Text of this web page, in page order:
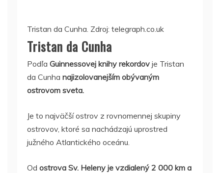
Tristan da Cunha. Zdroj: telegraph.co.uk
Tristan da Cunha
Podľa Guinnessovej knihy rekordov je Tristan
da Cunha najizolovanejším obývaným
ostrovom sveta.
Je to najväčší ostrov z rovnomennej skupiny
ostrovov, ktoré sa nachádzajú uprostred
južného Atlantického oceánu.
Od ostrova Sv. Heleny je vzdialený 2 000 km a